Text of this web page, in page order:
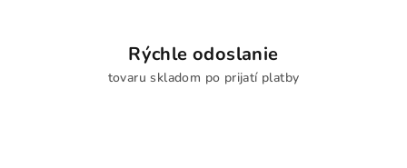
Rýchle odoslanie
tovaru skladom po prijatí platby